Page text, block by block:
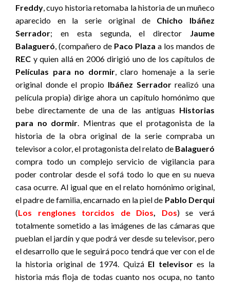
Freddy , cuyo historia retomaba la historia de un muñeco
aparecido en la serie original de Chicho Ibáñez
Serrador; en esta segunda, el director
Jaume
Balagueró , (compañero de Paco Plaza a los mandos de
REC y quien allá en 2006 dirigió uno de los capítulos de
Películas para no dormir, claro homenaje a la serie
original donde el propio Ibáñez Serradorrealizó una
película propia) dirige ahora un capítulo homónimo que
bebe directamente de una de las antiguas Historias
para no dormir . Mientras que el protagonista de la
historia de la obra original de la serie compraba un
televisor a color, el protagonista del relato de Balagueró
compra todo un complejo servicio de vigilancia para
poder controlar desde el sofá todo lo que en su nueva
casa ocurre. Al igual que en el relato homónimo original,
el padre de familia, encarnado en la piel de Pablo Derqui
(Los renglones torcidos de Dios Dos) se verá
totalmente sometido a las imágenes de las cámaras que
pueblan el jardín y que podrá ver desde su televisor, pero
el desarrollo que le seguirá poco tendrá que ver con el de
la historia original de 1974. Quizá El televisores la
historia más floja de todas cuanto nos ocupa, no tanto